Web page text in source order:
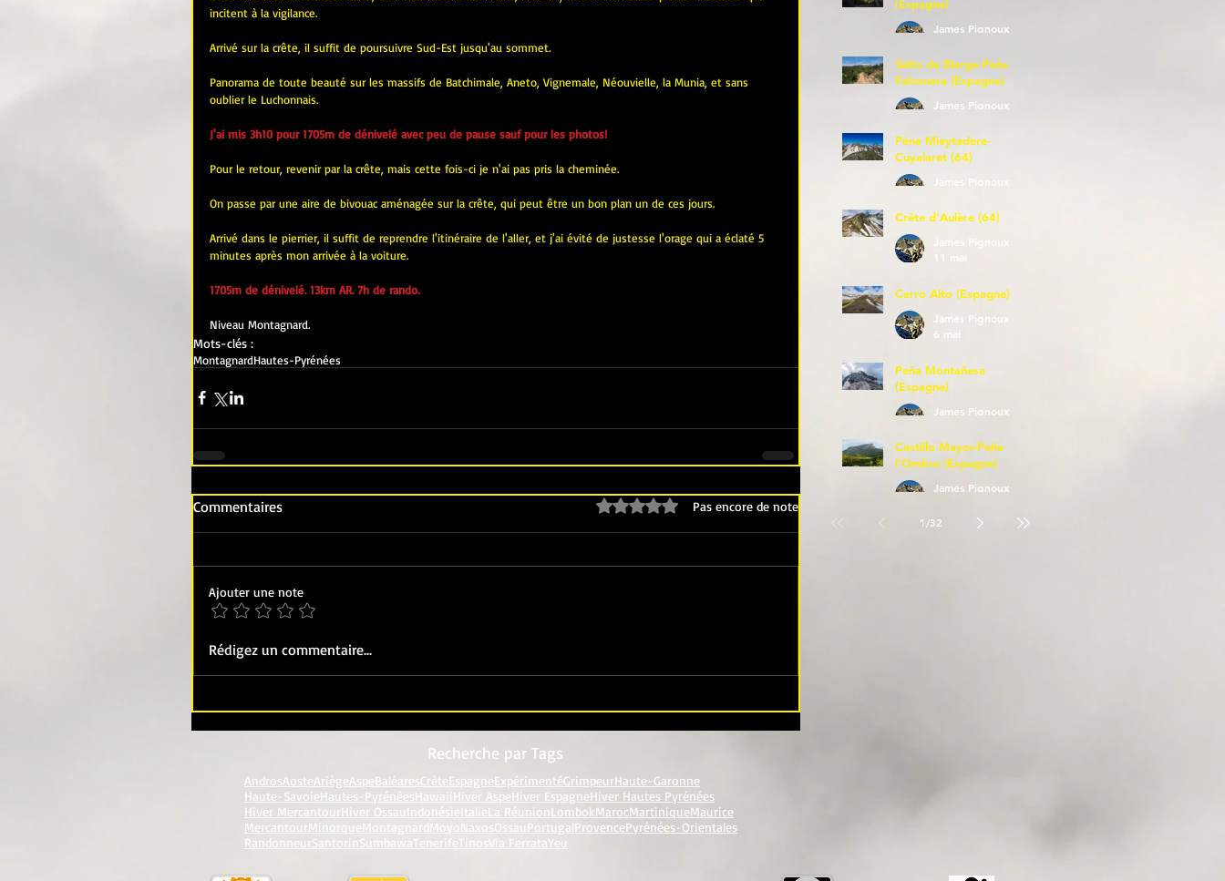
incitent à la vigilance.
Arrivé sur la crête, il suffit de poursuivre Sud-Est jusqu'au sommet.
Panorama de toute beauté sur les massifs de Batchimale, Aneto, Vignemale, Néouvielle, la Munia, et sans
oublier le Luchonnais.
J'ai mis 3h10 pour 1705m de dénivelé avec peu de pause sauf pour les photos!
Pour le retour, revenir par la crête, mais cette fois-ci je n'ai pas pris la cheminée.
On passe par une aire de bivouac aménagée sur la crête, qui peut être un bon plan un de ces jours.
Arrivé dans le pierrier, il suffit de reprendre l'itinéraire de l'aller, et j'ai évité de justesse l'orage qui a éclaté 5
minutes après mon arrivée à la voiture.
1705m de dénivelé. 13km AR. 7h de rando.
Niveau Montagnard.
Mots-clés :
MontagnardHautes-Pyrénées
Commentaires Noté 0 étoile sur 5. Pas encore de note
Ajouter une note
Rédigez un commentaire...
Recherche par Tags
AndrosAosteAriègeAspeBaléaresCrèteEspagneExpérimentéGrimpeurHaute-Garonne
Haute-SavoieHautes-PyrénéesHawaiiHiver AspeHiver EspagneHiver Hautes Pyrénées
Hiver MercantourHiver OssauIndonésieItalieLa RéunionLombokMarocMartiniqueMaurice
MercantourMinorqueMontagnardMoyoNaxosOssauPortugalProvencePyrénées-Orientales
RandonneurSantorinSumbawaTenerifeTinosVia FerrataYeu
(Espagne)
James Pignoux
Salto de Bierge-Peña
Falconera (Espagne)
James Pignoux
Pène Mieytadere-
Cuyalaret (64)
James Pignoux
Crête d'Aulère (64)
James Pignoux
11 mai
Cerro Alto (Espagne)
James Pignoux
6 mai
Peña Montañesa
(Espagne)
James Pignoux
Castillo Mayor-Peña
l'Ombre (Espagne)
James Pignoux
1 /32